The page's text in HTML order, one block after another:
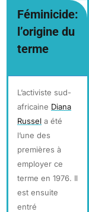
Féminicide:
l’origine du
terme
L’activiste sud-
africaine Diana
Russel a été
l’une des
premières à
employer ce
terme en 1976. Il
est ensuite
entré